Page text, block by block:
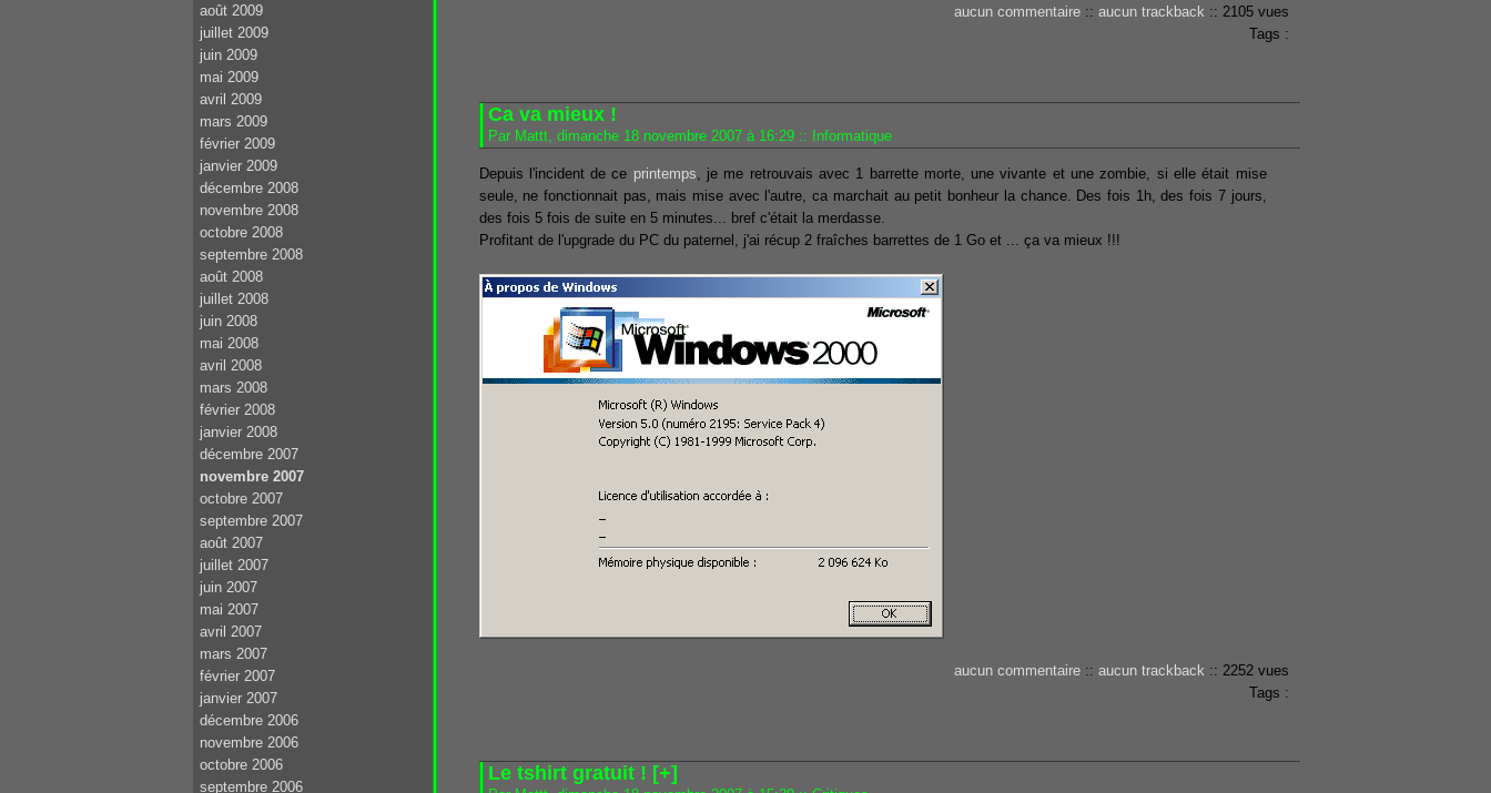
aucun commentaire :: aucun trackback :: 2105 vues
Tags :
Ca va mieux !
Par Mattt, dimanche 18 novembre 2007 à 16:29 :: Informatique
Depuis l'incident de ce printemps , je me retrouvais avec 1 barrette morte, une vivante et une zombie, si elle était mise
seule, ne fonctionnait pas, mais mise avec l'autre, ca marchait au petit bonheur la chance. Des fois 1h, des fois 7 jours,
des fois 5 fois de suite en 5 minutes... bref c'était la merdasse.
Profitant de l'upgrade du PC du paternel, j'ai récup 2 fraîches barrettes de 1 Go et ... ça va mieux !!!
aucun commentaire :: aucun trackback :: 2252 vues
Tags :
Le tshirt gratuit ! [+]
août 2009
juillet 2009
juin 2009
mai 2009
avril 2009
mars 2009
février 2009
janvier 2009
décembre 2008
novembre 2008
octobre 2008
septembre 2008
août 2008
juillet 2008
juin 2008
mai 2008
avril 2008
mars 2008
février 2008
janvier 2008
décembre 2007
novembre 2007
octobre 2007
septembre 2007
août 2007
juillet 2007
juin 2007
mai 2007
avril 2007
mars 2007
février 2007
janvier 2007
décembre 2006
novembre 2006
octobre 2006
septembre 2006